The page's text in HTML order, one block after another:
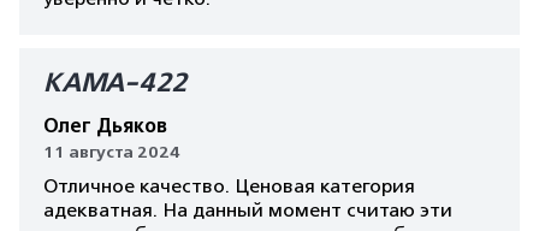
КАМА-422
Олег Дьяков
11 августа 2024
Отличное качество. Ценовая категория
адекватная. На данный момент считаю эти